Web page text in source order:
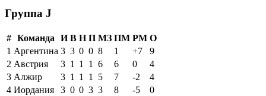
Группа J
# Команда И В Н П МЗ ПМ РМ О
1 Аргентина 3 3 0 0 8 1 +7
9
2 Австрия 3 1 1 1 6 6 0
4
3 Алжир 3 1 1 1 5 7 -2
4
4 Иордания 3 0 0 3 3 8 -5
0